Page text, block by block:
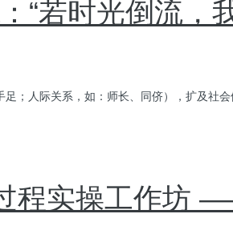
“若时光倒流，
；人际关系，如：师长、同侪），扩及社
程实操工作坊